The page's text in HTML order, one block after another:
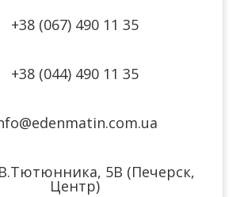
+38 (067) 490 11 35
+38 (044) 490 11 35
5В (Печерск,
Центр)